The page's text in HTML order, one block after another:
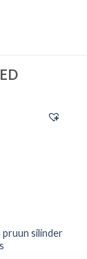
pruun silinder